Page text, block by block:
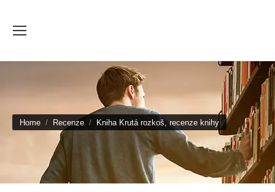
You are here:
Home Recenze Kniha Krutá rozkoš, recenze knihy